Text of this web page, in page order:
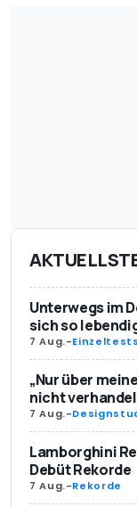
Unterwegs im
sich so
7 Aug.-Einzeltests
„Nur über
nicht
7 Aug.-
Lamborghini
Debüt Rekorde
7 Aug.-Rekorde